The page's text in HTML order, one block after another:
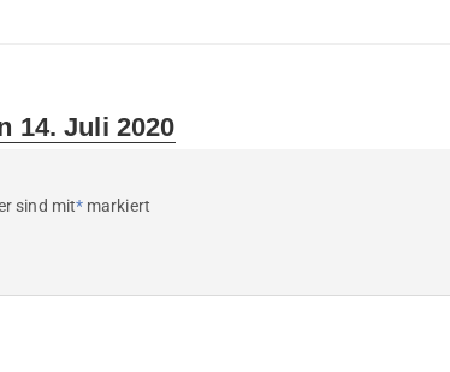
14. Juli 2020
sind mit*markiert